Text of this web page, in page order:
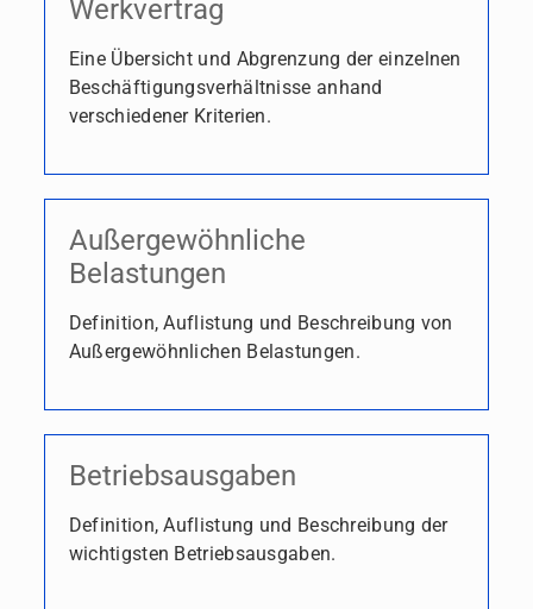
Werkvertrag
Eine Übersicht und Abgrenzung der einzelnen
Beschäftigungsverhältnisse anhand
verschiedener Kriterien.
Außergewöhnliche
Belastungen
Definition, Auflistung und Beschreibung von
Außergewöhnlichen Belastungen.
Betriebsausgaben
Definition, Auflistung und Beschreibung der
wichtigsten Betriebsausgaben.